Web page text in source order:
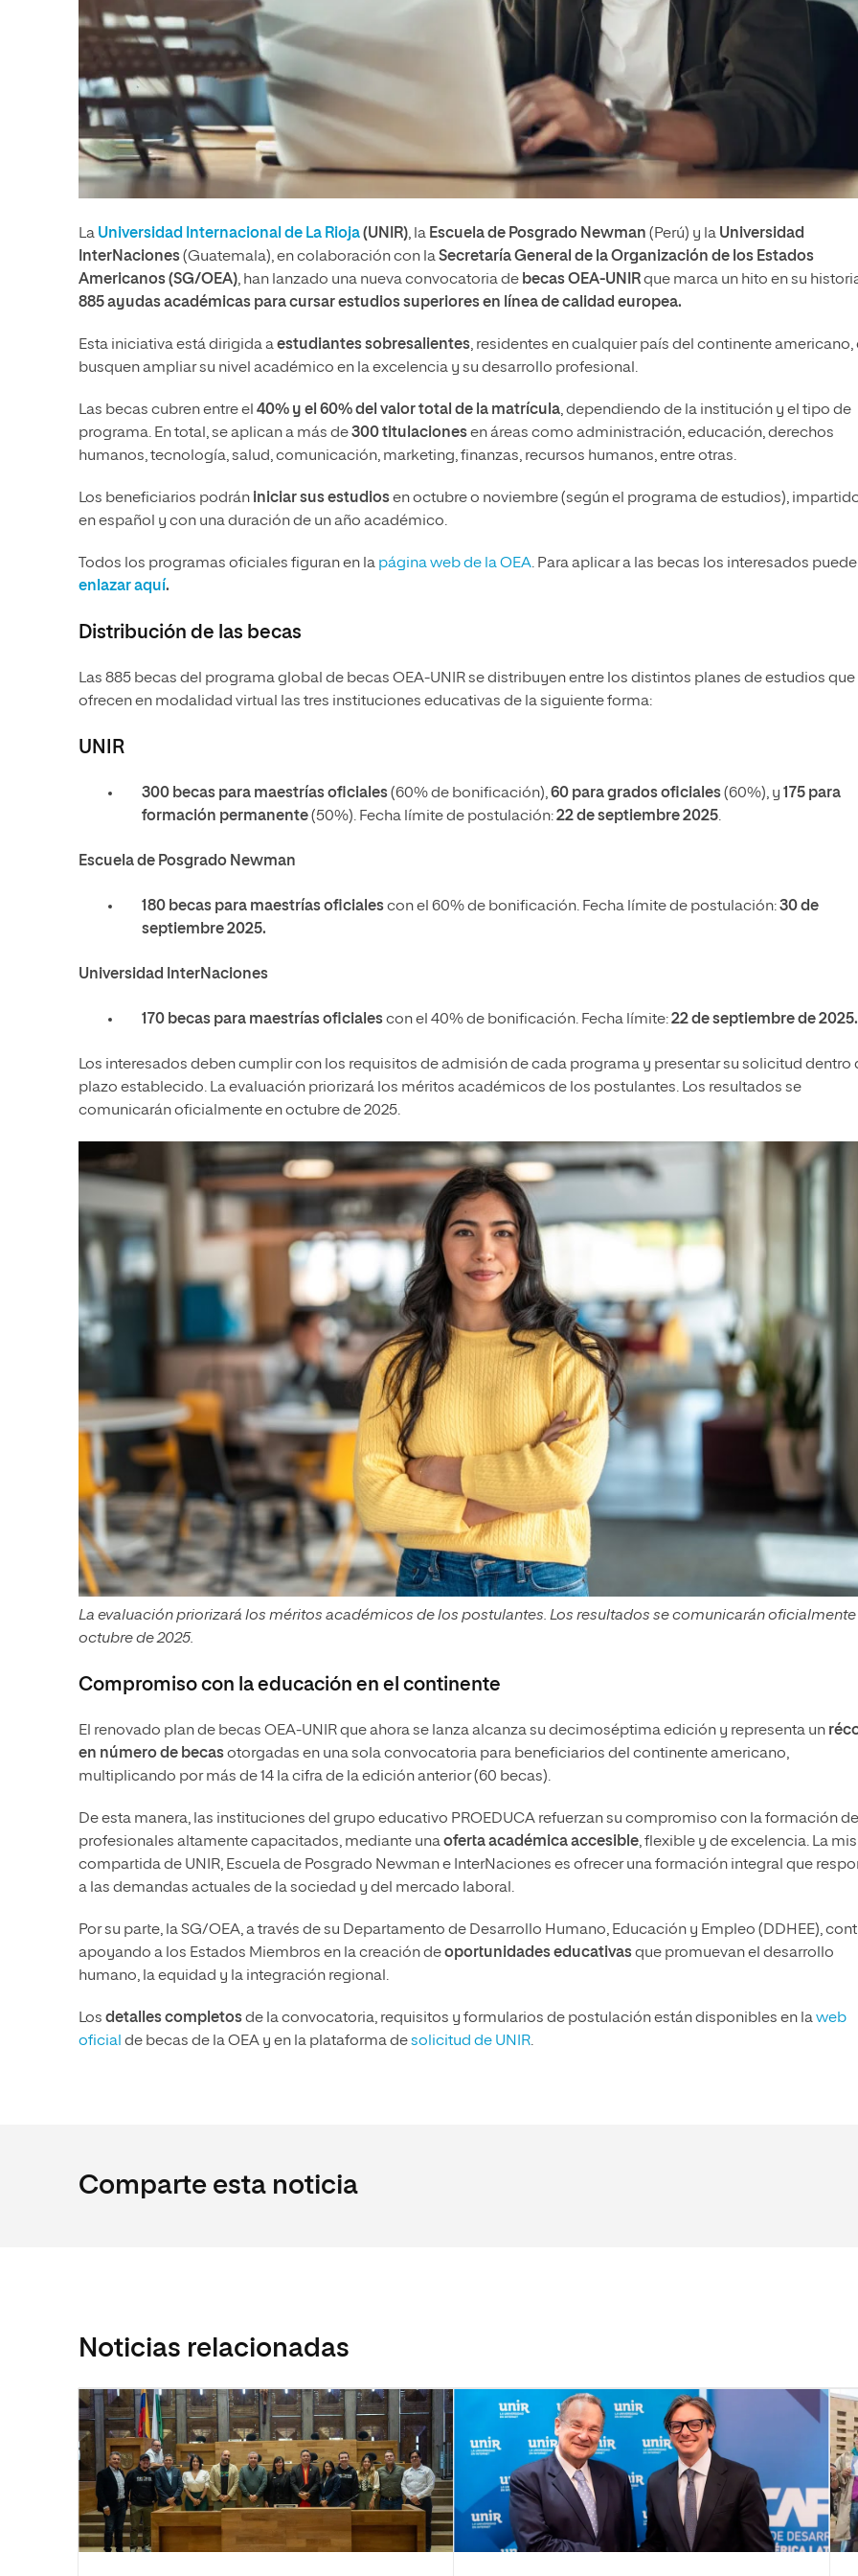
La Universidad Internacional de La Rioja(UNIR), la Escuela de Posgrado Newman (Perú) y la Universidad
InterNaciones(Guatemala), en colaboración con laSecretaría General de la Organización de los Estados
Americanos (SG/OEA), han lanzado una nueva convocatoria de becas OEA-UNIRque marca un hito en su
885 ayudas académicas para cursar estudios superiores en línea de calidad europea.
Esta iniciativa está dirigida aestudiantes sobresalientes, residentes en cualquier país del continente americano,
busquen ampliar su nivel académico en la excelencia y su desarrollo profesional.
Las becas cubren entre el 40% y el 60% del valor total de la matrícula, dependiendo de la institución y el tipo de
programa. En total, se aplican a más de300 titulacionesen áreas como administración, educación, derechos
humanos, tecnología, salud, comunicación, marketing, finanzas, recursos humanos, entre otras.
Los beneficiarios podrán iniciar sus estudiosen octubre o noviembre (según el programa de estudios),
en español y con una duración de un año académico.
Todos los programas oficiales figuran en la página web de la OEA. Para aplicar a las becas los interesados
enlazar aquí.
Distribución de las becas
Las 885 becas del programa global de becas OEA-UNIR se distribuyen entre los distintos planes de estudios que
ofrecen en modalidad virtual las tres instituciones educativas de la siguiente forma:
UNIR
300 becas para maestrías oficiales(60% de bonificación),60 para grados oficiales(60%), y 175 para
formación permanente(50%). Fecha límite de postulación:22 de septiembre 2025.
Escuela de Posgrado Newman
180 becas para maestrías oficialescon el 60% de bonificación. Fecha límite de postulación:30 de
septiembre 2025.
Universidad InterNaciones
170 becas para maestrías oficialescon el 40% de bonificación. Fecha límite:22 de septiembre de 2025.
Los interesados deben cumplir con los requisitos de admisión de cada programa y presentar su solicitud dentro
plazo establecido. La evaluación priorizará los méritos académicos de los postulantes. Los resultados se
comunicarán oficialmente en octubre de 2025.
La evaluación priorizará los méritos académicos de los postulantes. Los resultados se comunicarán oficialmente
octubre de 2025.
Compromiso con la educación en el continente
El renovado plan de becas OEA-UNIR que ahora se lanza alcanza su decimoséptima edición y representa un
en número de becasotorgadas en una sola convocatoria para beneficiarios del continente americano,
multiplicando por más de 14 la cifra de la edición anterior (60 becas).
De esta manera, las instituciones del grupo educativo PROEDUCA refuerzan su compromiso con la formación de
profesionales altamente capacitados, mediante unaoferta académica accesible, flexible y de excelencia. La
compartida de UNIR, Escuela de Posgrado Newman e InterNaciones es ofrecer una formación integral que
a las demandas actuales de la sociedad y del mercado laboral.
Por su parte, la SG/OEA, a través de su Departamento de Desarrollo Humano, Educación y Empleo (DDHEE),
apoyando a los Estados Miembros en la creación deoportunidades educativasque promuevan el desarrollo
humano, la equidad y la integración regional.
Los detalles completosde la convocatoria, requisitos y formularios de postulación están disponibles en laweb
oficial de becas de la OEA y en la plataforma desolicitud de UNIR.
Comparte esta noticia
Noticias relacionadas